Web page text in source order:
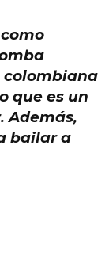
colombiana
que es un
Además,
bailar a